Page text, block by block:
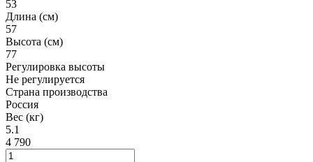
53
Длина (см)
57
Высота (см)
77
Регулировка высоты
Не регулируется
Страна производства
Россия
Вес (кг)
5.1
4 790